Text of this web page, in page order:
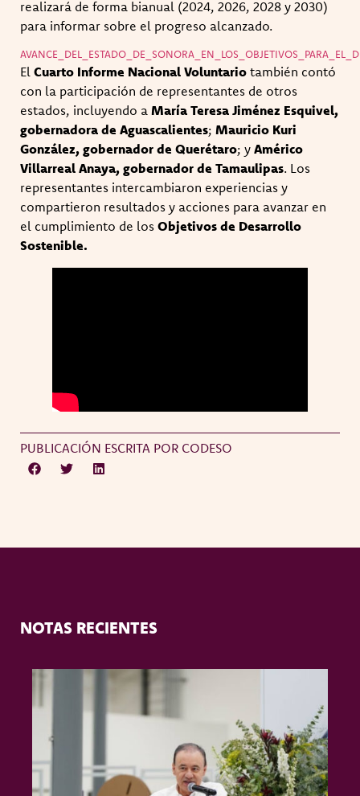
realizará de forma bianual (2024, 2026, 2028 y 2030)
para informar sobre el progreso alcanzado.
El Cuarto Informe Nacional Voluntario también contó
con la participación de representantes de otros
estados, incluyendo a María Teresa Jiménez Esquivel,
gobernadora de Aguascalientes; Mauricio Kuri
González, gobernador de Querétaro; y Américo
Villarreal Anaya, gobernador de Tamaulipas. Los
representantes intercambiaron experiencias y
compartieron resultados y acciones para avanzar en
el cumplimiento de los Objetivos de Desarrollo
Sostenible.
PUBLICACIÓN ESCRITA POR CODESO
NOTAS RECIENTES